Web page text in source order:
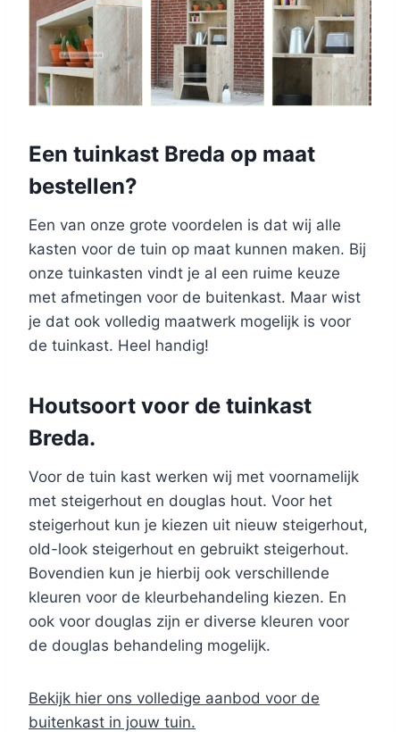
Een tuinkast Breda op maat
bestellen?
Een van onze grote voordelen is dat wij alle
kasten voor de tuin op maat kunnen maken. Bij
onze tuinkasten vindt je al een ruime keuze
met afmetingen voor de buitenkast. Maar wist
je dat ook volledig maatwerk mogelijk is voor
de tuinkast. Heel handig!
Houtsoort voor de tuinkast
Breda.
Voor de tuin kast werken wij met voornamelijk
met steigerhout en douglas hout. Voor het
steigerhout kun je kiezen uit nieuw steigerhout,
old-look steigerhout en gebruikt steigerhout.
Bovendien kun je hierbij ook verschillende
kleuren voor de kleurbehandeling kiezen. En
ook voor douglas zijn er diverse kleuren voor
de douglas behandeling mogelijk.
Bekijk hier ons volledige aanbod voor de
buitenkast in jouw tuin.